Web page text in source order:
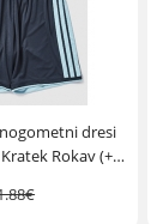
dresi
Rokav (+